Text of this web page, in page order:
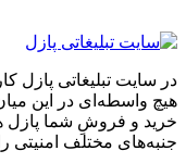
در سایت تبلیغاتی پازل
هیچ واسطه‌ای در این
خرید و فروشِ شما پازل
جنبه‌های مختلف امنیتی